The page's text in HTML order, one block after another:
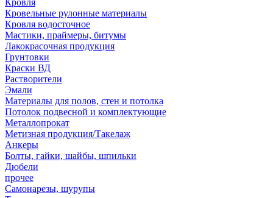
Кровля
Кровельные рулонные материалы
Кровля водосточное
Мастики, праймеры, битумы
Лакокрасочная продукция
Грунтовки
Краски ВД
Растворители
Эмали
Материалы для полов, стен и потолка
Потолок подвесной и комплектующие
Металлопрокат
Метизная продукция/Такелаж
Анкеры
Болты, гайки, шайбы, шпильки
Дюбели
прочее
Самонарезы, шурупы